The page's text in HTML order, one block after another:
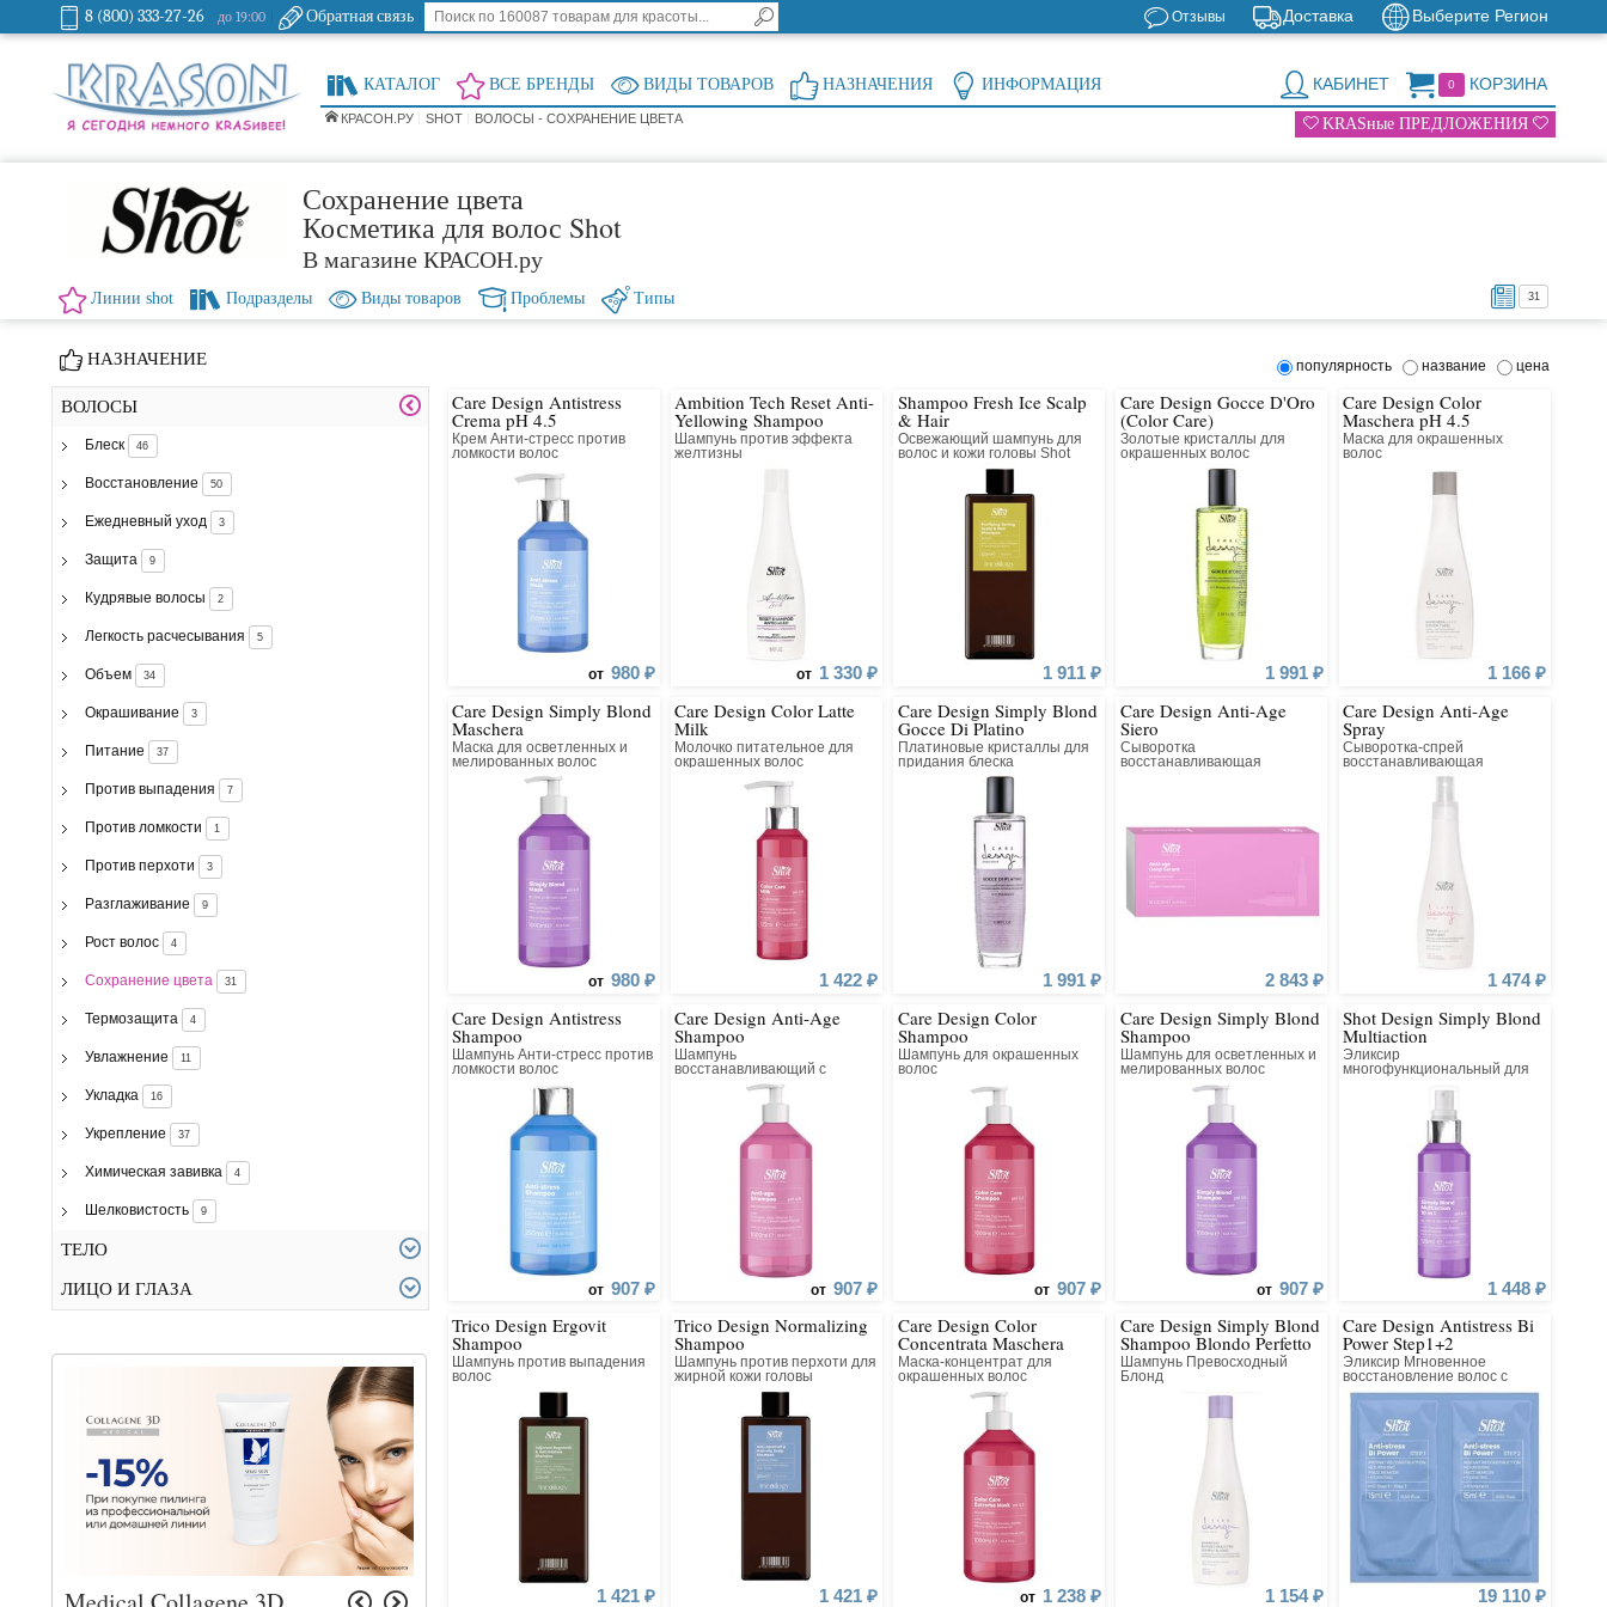
8 (800) 333-27-26 до 19:00 Обратная связь Выберите Регион
Доставка
Отзывы
0 КОРЗИНА
КАБИНЕТ
КАТАЛОГ ВСЕ БРЕНДЫ ВИДЫ ТОВАРОВ НАЗНАЧЕНИЯ ИНФОРМАЦИЯ
КРАСОН.РУ SHOT ВОЛОСЫ - СОХРАНЕНИЕ ЦВЕТА KRASные ПРЕДЛОЖЕНИЯ
Сохранение цвета
Косметика для волос Shot
В магазине КРАСОН.ру
31
Линии shot Подразделы Виды товаров Проблемы Типы
НАЗНАЧЕНИЕ
ВОЛОСЫ
Блеск 46
Восстановление 50
Ежедневный уход 3
Защита 9
Кудрявые волосы 2
Легкость расчесывания 5
Объем 34
Окрашивание 3
Питание 37
Против выпадения 7
Против ломкости 1
Против перхоти 3
Разглаживание 9
Рост волос 4
Сохранение цвета 31
Термозащита 4
Увлажнение 11
Укладка 16
Укрепление 37
Химическая завивка 4
Шелковистость 9
ТЕЛО
ЛИЦО И ГЛАЗА
популярность название цена
Care Design Antistress
Crema pH 4.5
Крем Анти-стресс против
ломкости волос
от 980 ₽
Ambition Tech Reset Anti-
Yellowing Shampoo
Шампунь против эффекта
желтизны
от 1 330 ₽
Shampoo Fresh Ice Scalp
& Hair
Освежающий шампунь для
волос и кожи головы Shot
Trico Design Scalp Purifying
1 911 ₽
Care Design Gocce D'Oro
(Color Care)
Золотые кристаллы для
окрашенных волос
1 991 ₽
Care Design Color
Maschera pH 4.5
Маска для окрашенных
волос
1 166 ₽
Care Design Simply Blond
Maschera
Маска для осветленных и
мелированных волос
от 980 ₽
Care Design Color Latte
Milk
Молочко питательное для
окрашенных волос
1 422 ₽
Care Design Simply Blond
Gocce Di Platino
Платиновые кристаллы для
придания блеска
1 991 ₽
Care Design Anti-Age
Siero
Сыворотка
восстанавливающая
2 843 ₽
Care Design Anti-Age
Spray
Сыворотка-спрей
восстанавливающая
1 474 ₽
Care Design Antistress
Shampoo
Шампунь Анти-стресс против
ломкости волос
от 907 ₽
Care Design Anti-Age
Shampoo
Шампунь
восстанавливающий с
коллагеном
от 907 ₽
Care Design Color
Shampoo
Шампунь для окрашенных
волос
от 907 ₽
Care Design Simply Blond
Shampoo
Шампунь для осветленных и
мелированных волос
от 907 ₽
Shot Design Simply Blond
Multiaction
Эликсир
многофункциональный для
мелированных волос
1 448 ₽
Trico Design Ergovit
Shampoo
Шампунь против выпадения
волос
1 421 ₽
Trico Design Normalizing
Shampoo
Шампунь против перхоти для
жирной кожи головы
1 421 ₽
Care Design Color
Concentrata Maschera
Маска-концентрат для
окрашенных волос
от 1 238 ₽
Care Design Simply Blond
Shampoo Blondo Perfetto
Шампунь Превосходный
Блонд
1 154 ₽
Care Design Antistress Bi
Power Step1+2
Эликсир Мгновенное
восстановление волос с
кератином Шаг1 + Шаг2
19 110 ₽